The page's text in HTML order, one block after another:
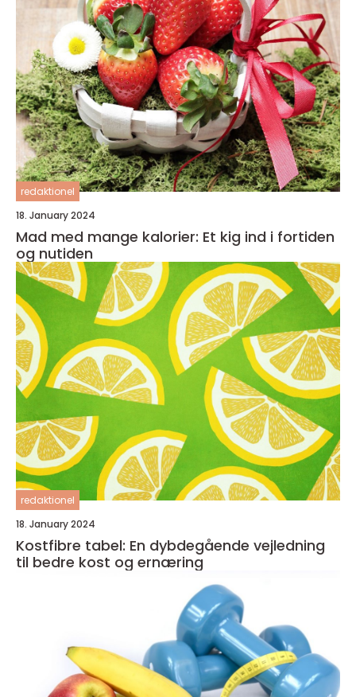
redaktionel
18. January 2024
Mad med mange kalorier: Et kig ind i fortiden
og nutiden
redaktionel
18. January 2024
Kostfibre tabel: En dybdegående vejledning
til bedre kost og ernæring